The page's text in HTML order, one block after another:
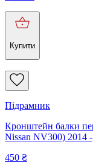
Купити
Підрамник
Кронштейн балки
Nissan NV300) 2014
450 ₴